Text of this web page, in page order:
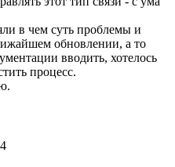
в чем суть проблемы и
обновлении, а то
вводить, хотелось
процесс.